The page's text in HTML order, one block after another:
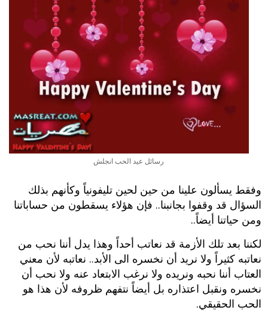
رسائل عيد الحب انجلش
وفقط يسألون علينا من حين لحين تليفونياً وكأنهم بذلك
السؤال قد وقفوا بجانبنا.. فإن هؤلاء يسقطون من حساباتنا
ومن حياتنا أيضاً..
لكننا بعد تلك الأزمة قد نعاتب أحداً وهذا يدل أننا نحب من
نعاتبه كثيراً ولا نريد أن نخسره الى الأبد.. نعاتبه لأن معني
العتاب أننا نحبه ونريده ولا نرغب الابتعاد عنه ولا نحب أن
نخسره ونقبل اعتذاره بل أيضاً نتفهم ظروفه لأن هذا هو
الحب الحقيقي.